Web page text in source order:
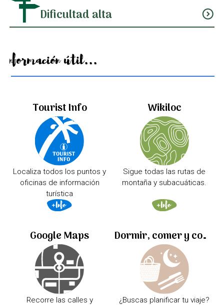
Dificultad alta expand_circle_down
Información útil...
Tourist Info
Localiza todos los puntos y
oficinas de información
turística
Wikiloc
Sigue todas las rutas de
montaña y subacuáticas.
Google Maps
Recorre las calles y
Dormir, comer y comprar
¿Buscas planificar tu viaje?